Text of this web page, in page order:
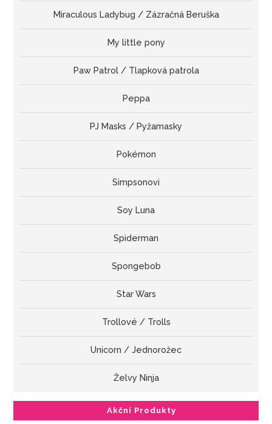
Miraculous Ladybug / Zázračná Beruška
My little pony
Paw Patrol / Tlapková patrola
Peppa
PJ Masks / Pyžamasky
Pokémon
Simpsonovi
Soy Luna
Spiderman
Spongebob
Star Wars
Trollové / Trolls
Unicorn / Jednorožec
Želvy Ninja
Akční Produkty